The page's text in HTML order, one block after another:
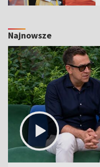
Najnowsze